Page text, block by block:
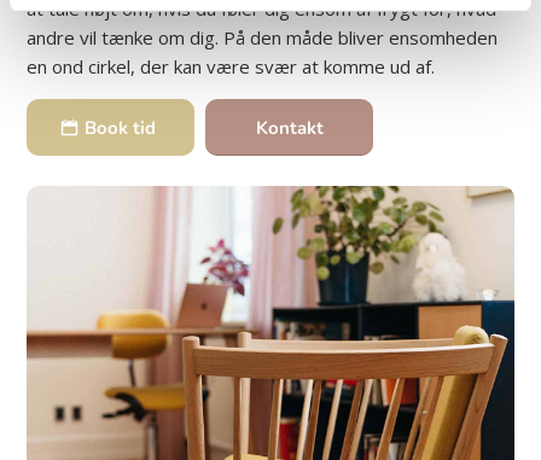
at tale højt om, hvis du føler dig ensom af frygt for, hvad
andre vil tænke om dig. På den måde bliver ensomheden
en ond cirkel, der kan være svær at komme ud af.
Book tid Kontakt